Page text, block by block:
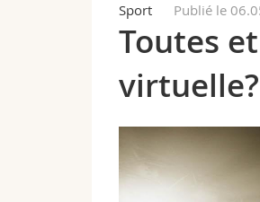
Sport Publié le
Toutes
virtuelle?